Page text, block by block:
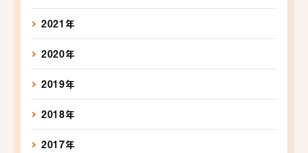
2021年
2020年
2019年
2018年
2017年